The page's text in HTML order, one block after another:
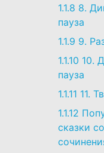
1.1.8 8.
пауза
1.1.9 9.
1.1.10 10.
пауза
1.1.11 11.
1.1.12
сказки